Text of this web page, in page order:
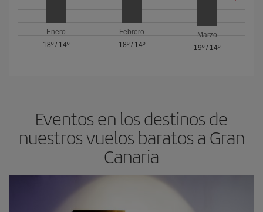
Enero
18º/ 14º
Febrero
18º/ 14º
Marzo
19º / 14º
Eventos en los destinos de
nuestros vuelos baratos a Gran
Canaria